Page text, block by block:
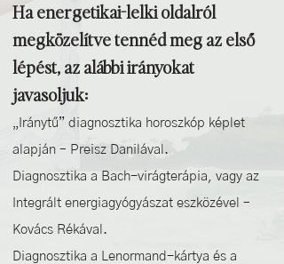
Ha energetikai-lelki oldalról
megközelítve tennéd meg az első
lépést, az alábbi irányokat
javasoljuk:
„Iránytű” diagnosztika horoszkóp képlet
alapján – Preisz Danilával.
Diagnosztika a Bach-virágterápia, vagy az
Integrált energiagyógyászat eszközével –
Kovács Rékával.
Diagnosztika a Lenormand-kártya és a